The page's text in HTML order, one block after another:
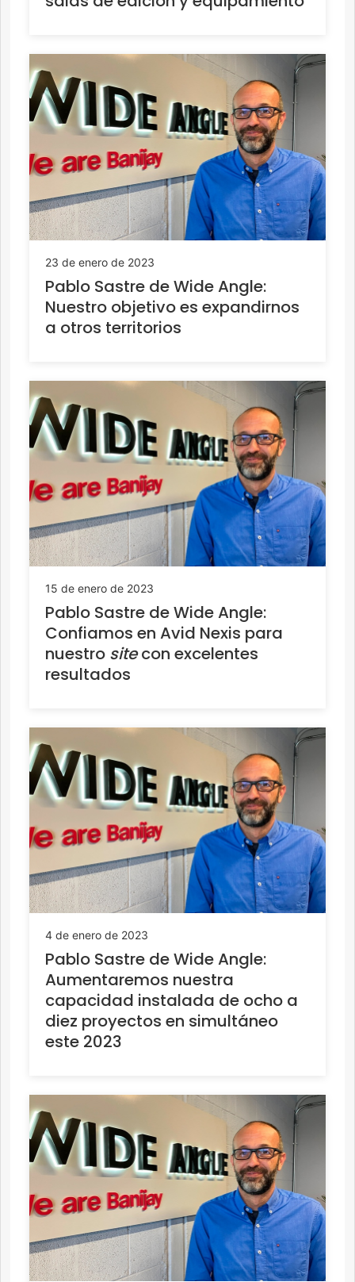
23 de enero de 2023
Pablo Sastre de Wide Angle:
Nuestro objetivo es expandirnos
a otros territorios
15 de enero de 2023
Pablo Sastre de Wide Angle:
Confiamos en Avid Nexis para
nuestro sitecon excelentes
resultados
4 de enero de 2023
Pablo Sastre de Wide Angle:
Aumentaremos nuestra
capacidad instalada de ocho a
diez proyectos en simultáneo
este 2023